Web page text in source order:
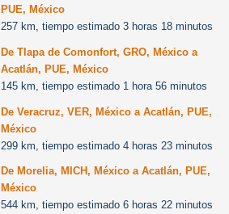
PUE, México
257 km, tiempo estimado 3 horas 18 minutos
De Tlapa de Comonfort, GRO, México a
Acatlán, PUE, México
145 km, tiempo estimado 1 hora 56 minutos
De Veracruz, VER, México a Acatlán, PUE,
México
299 km, tiempo estimado 4 horas 23 minutos
De Morelia, MICH, México a Acatlán, PUE,
México
544 km, tiempo estimado 6 horas 22 minutos